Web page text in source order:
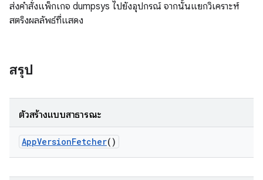
ส่งคําสั่งแพ็กเกจ dumpsys ไปยังอุปกรณ์ จากนั้นแยกวิเคราะห์
สตริงผลลัพธ์ที่แสดง
สรุป
ตัวสร้างแบบสาธารณะ
AppVersionFetcher()